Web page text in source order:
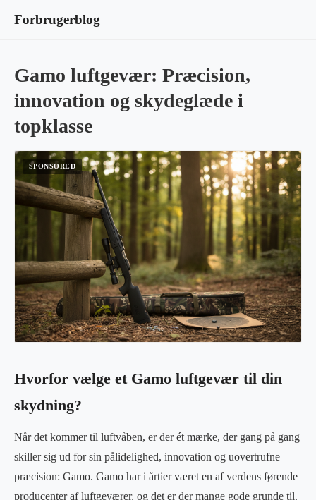
Forbrugerblog
Gamo luftgevær: Præcision,
innovation og skydeglæde i
topklasse
Hvorfor vælge et Gamo luftgevær til din
skydning?
Når det kommer til luftvåben, er der ét mærke, der gang på gang
skiller sig ud for sin pålidelighed, innovation og uovertrufne
præcision: Gamo. Gamo har i årtier været en af verdens førende
producenter af luftgeværer, og det er der mange gode grunde til.